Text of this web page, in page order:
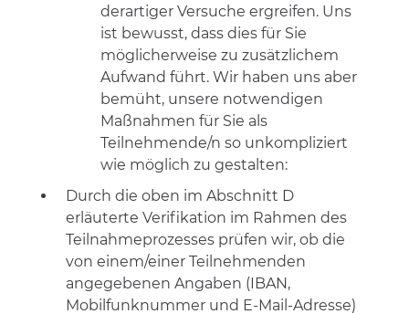
derartiger Versuche ergreifen. Uns
ist bewusst, dass dies für Sie
möglicherweise zu zusätzlichem
Aufwand führt. Wir haben uns aber
bemüht, unsere notwendigen
Maßnahmen für Sie als
Teilnehmende/n so unkompliziert
wie möglich zu gestalten:
Durch die oben im Abschnitt D
erläuterte Verifikation im Rahmen des
Teilnahmeprozesses prüfen wir, ob die
von einem/einer Teilnehmenden
angegebenen Angaben (IBAN,
Mobilfunknummer und E-Mail-Adresse)